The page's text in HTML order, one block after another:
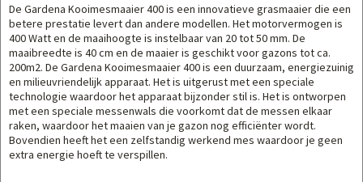
De Gardena Kooimesmaaier 400 is een innovatieve grasmaaier die een
betere prestatie levert dan andere modellen. Het motorvermogen is
400 Watt en de maaihoogte is instelbaar van 20 tot 50 mm. De
maaibreedte is 40 cm en de maaier is geschikt voor gazons tot ca.
200m2. De Gardena Kooimesmaaier 400 is een duurzaam, energiezuinig
en milieuvriendelijk apparaat. Het is uitgerust met een speciale
technologie waardoor het apparaat bijzonder stil is. Het is ontworpen
met een speciale messenwals die voorkomt dat de messen elkaar
raken, waardoor het maaien van je gazon nog efficiënter wordt.
Bovendien heeft het een zelfstandig werkend mes waardoor je geen
extra energie hoeft te verspillen.